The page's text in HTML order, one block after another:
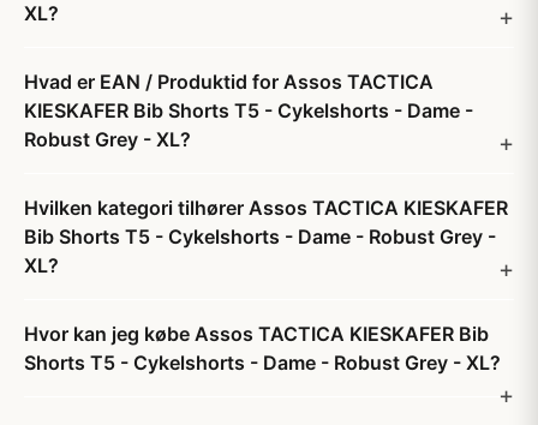
XL?
Hvad er EAN / Produktid for Assos TACTICA
KIESKAFER Bib Shorts T5 - Cykelshorts - Dame -
Robust Grey - XL?
Hvilken kategori tilhører Assos TACTICA KIESKAFER
Bib Shorts T5 - Cykelshorts - Dame - Robust Grey -
XL?
Hvor kan jeg købe Assos TACTICA KIESKAFER Bib
Shorts T5 - Cykelshorts - Dame - Robust Grey - XL?